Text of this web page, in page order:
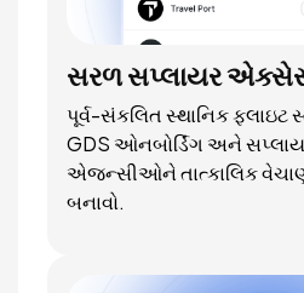
સરળ સપ્લાયર
પૂર્વ-સંકલિત સ્થાનિક ફ્લાઇટ
GDS ઓનબોર્ડિંગ અને સપ્લાયર
એજન્સીઓને તાત્કાલિક
બનાવો.